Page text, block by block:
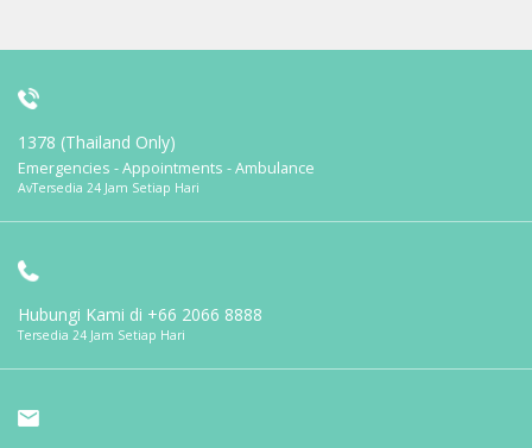
1378 (Thailand Only)
Emergencies - Appointments - Ambulance
AvTersedia 24 Jam Setiap Hari
Hubungi Kami di +66 2066 8888
Tersedia 24 Jam Setiap Hari